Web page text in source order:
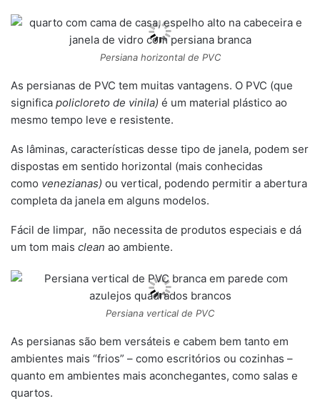
Persiana horizontal de PVC
As persianas de PVC tem muitas vantagens. O PVC (que
significa policloreto de vinila) é um material plástico ao
mesmo tempo leve e resistente.
As lâminas, características desse tipo de janela, podem ser
dispostas em sentido horizontal (mais conhecidas
como venezianas) ou vertical, podendo permitir a abertura
completa da janela em alguns modelos.
Fácil de limpar, não necessita de produtos especiais e dá
um tom mais clean ao ambiente.
Persiana vertical de PVC
As persianas são bem versáteis e cabem bem tanto em
ambientes mais “frios” – como escritórios ou cozinhas –
quanto em ambientes mais aconchegantes, como salas e
quartos.